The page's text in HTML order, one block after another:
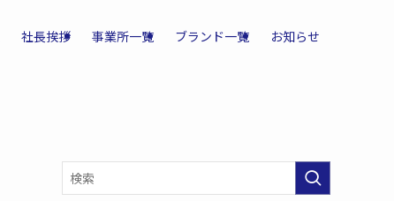
社長挨拶 事業所一覧 ブランド一覧 お知らせ